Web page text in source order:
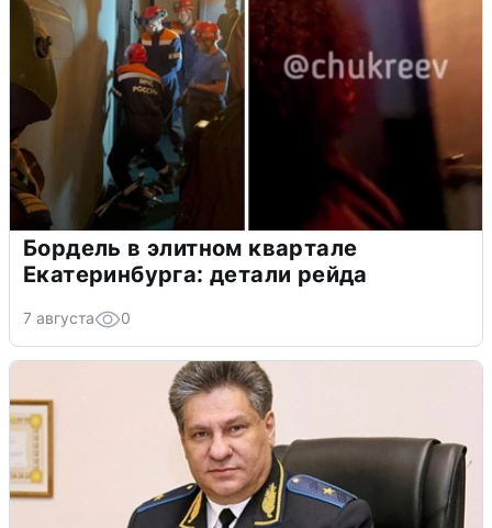
Бордель в элитном квартале
Екатеринбурга: детали рейда
7 августа 0